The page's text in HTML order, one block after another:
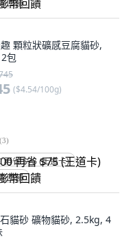
回饋
顆粒狀礦感豆腐貓砂,
包
($4.54/100g)
(3)
再省 $75 (王道卡)
回饋
貓砂 礦物貓砂, 2.5kg, 4